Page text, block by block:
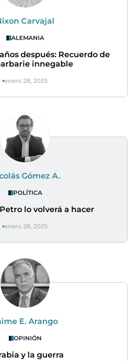
Carvajal
ALEMANIA
después: Recuerdo de
innegable
enero 28, 2025
Gómez A.
POLÍTICA
lo volverá a hacer
enero 28, 2025
E. Arango
OPINIÓN
y la guerra